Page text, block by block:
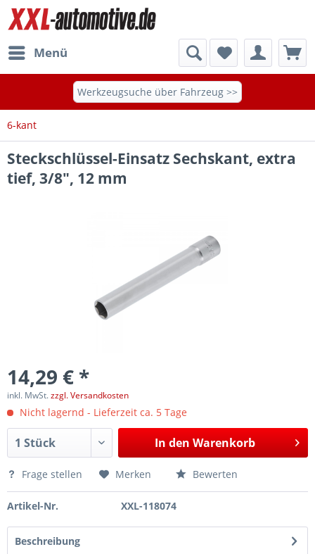
Menü
Werkzeugsuche über Fahrzeug >>
6-kant
Steckschlüssel-Einsatz Sechskant, extra
tief, 3/8", 12 mm
14,29 € *
inkl. MwSt.zzgl. Versandkosten
Nicht lagernd - Lieferzeit ca. 5 Tage
In den Warenkorb
Frage stellen Merken Bewerten
Artikel-Nr. XXL-118074
Beschreibung